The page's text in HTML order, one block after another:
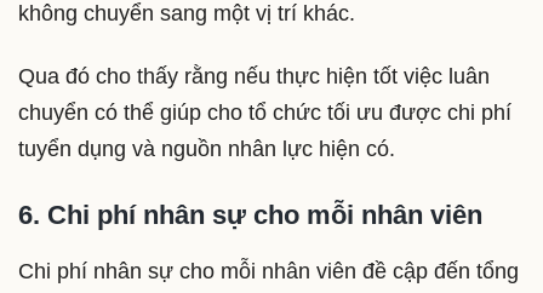
không chuyển sang một vị trí khác.
Qua đó cho thấy rằng nếu thực hiện tốt việc luân
chuyển có thể giúp cho tổ chức tối ưu được chi phí
tuyển dụng và nguồn nhân lực hiện có.
6. Chi phí nhân sự cho mỗi nhân viên
Chi phí nhân sự cho mỗi nhân viên đề cập đến tổng